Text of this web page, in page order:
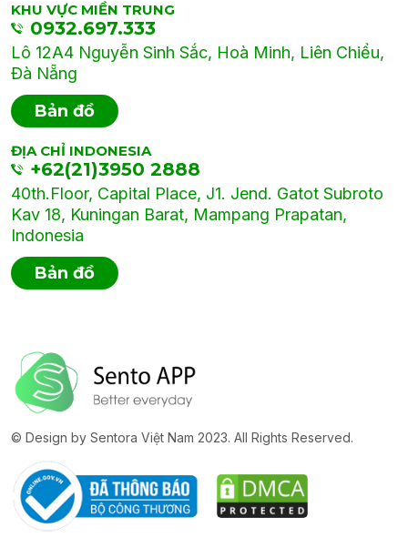
KHU VỰC MIỀN TRUNG
0932.697.333
Lô 12A4 Nguyễn Sinh Sắc, Hoà Minh, Liên Chiểu,
Đà Nẵng
Bản đồ
ĐỊA CHỈ INDONESIA
+62(21)3950 2888
40th.Floor, Capital Place, J1. Jend. Gatot Subroto
Kav 18, Kuningan Barat, Mampang Prapatan,
Indonesia
Bản đồ
© Design by Sentora Việt Nam 2023. All Rights Reserved.